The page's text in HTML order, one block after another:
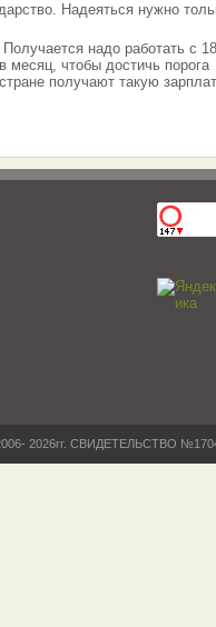
Надеяться нужно
надо работать с
месяц, чтобы достичь порога
получают такую
2006- 2026гг. СВИДЕТЕЛЬСТВО